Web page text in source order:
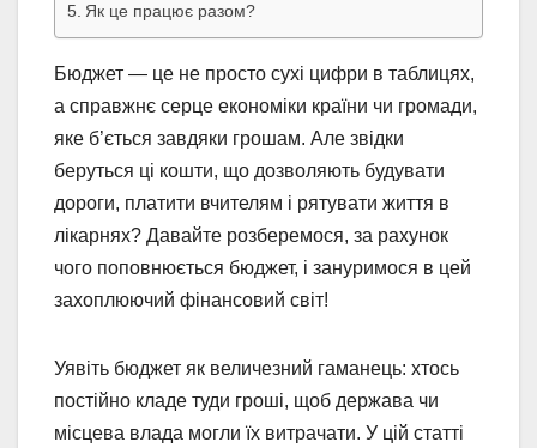
Як це працює разом?
Бюджет — це не просто сухі цифри в таблицях,
а справжнє серце економіки країни чи громади,
яке б’ється завдяки грошам. Але звідки
беруться ці кошти, що дозволяють будувати
дороги, платити вчителям і рятувати життя в
лікарнях? Давайте розберемося, за рахунок
чого поповнюється бюджет, і зануримося в цей
захоплюючий фінансовий світ!
Уявіть бюджет як величезний гаманець: хтось
постійно кладе туди гроші, щоб держава чи
місцева влада могли їх витрачати. У цій статті